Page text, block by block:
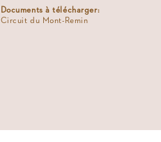
Documents à télécharger:
Circuit du Mont-Remin